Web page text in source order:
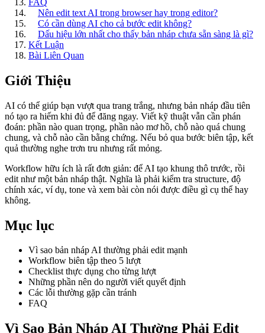
Nên edit text AI trong browser hay trong editor?
Có cần dùng AI cho cả bước edit không?
Dấu hiệu lớn nhất cho thấy bản nháp chưa sẵn sàng là gì?
Kết Luận
Bài Liên Quan
Giới Thiệu
AI có thể giúp bạn vượt qua trang trắng, nhưng bản nháp đầu tiên
nó tạo ra hiếm khi đủ để đăng ngay. Viết kỹ thuật vẫn cần phán
đoán: phần nào quan trọng, phần nào mơ hồ, chỗ nào quá chung
chung, và chỗ nào cần bằng chứng. Nếu bỏ qua bước biên tập, kết
quả thường nghe trơn tru nhưng rất mỏng.
Workflow hữu ích là rất đơn giản: để AI tạo khung thô trước, rồi
edit như một bản nháp thật. Nghĩa là phải kiểm tra structure, độ
chính xác, ví dụ, tone và xem bài còn nói được điều gì cụ thể hay
không.
Mục lục
Vì sao bản nháp AI thường phải edit mạnh
Workflow biên tập theo 5 lượt
Checklist thực dụng cho từng lượt
Những phần nên do người viết quyết định
Các lỗi thường gặp cần tránh
FAQ
Vì Sao Bản Nháp AI Thường Phải Edit